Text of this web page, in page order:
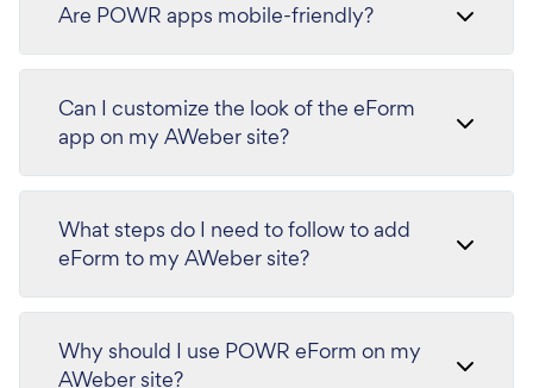
Are POWR apps mobile-friendly?
Can I customize the look of the eForm
app on my AWeber site?
What steps do I need to follow to add
eForm to my AWeber site?
Why should I use POWR eForm on my
AWeber site?